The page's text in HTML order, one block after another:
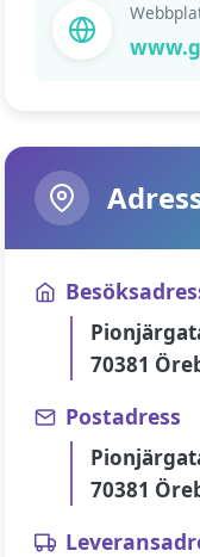
70381
Postadress
70381